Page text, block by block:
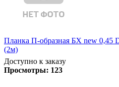
Планка П-образная БХ new 0,45
(2м)
Доступно к заказу
Просмотры: 123